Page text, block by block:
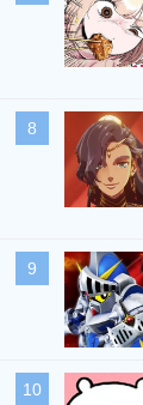
8
9
10